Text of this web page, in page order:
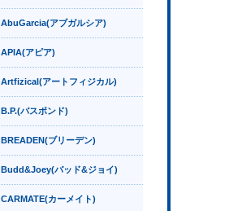
AbuGarcia(アブガルシア)
APIA(アピア)
Artfizical(アートフィジカル)
B.P.(バスポンド)
BREADEN(ブリーデン)
Budd&Joey(バッド&ジョイ)
CARMATE(カーメイト)